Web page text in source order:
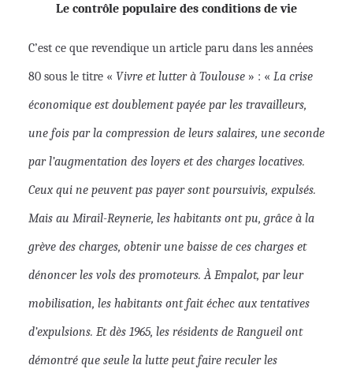
Le contrôle populaire des conditions de vie
C’est ce que revendique un article paru dans les années
80 sous le titre « Vivre et lutter à Toulouse » : « La crise
économique est doublement payée par les travailleurs,
une fois par la compression de leurs salaires, une seconde
par l’augmentation des loyers et des charges locatives.
Ceux qui ne peuvent pas payer sont poursuivis, expulsés.
Mais au Mirail-Reynerie, les habitants ont pu, grâce à la
grève des charges, obtenir une baisse de ces charges et
dénoncer les vols des promoteurs. À Empalot, par leur
mobilisation, les habitants ont fait échec aux tentatives
d’expulsions. Et dès 1965, les résidents de Rangueil ont
démontré que seule la lutte peut faire reculer les